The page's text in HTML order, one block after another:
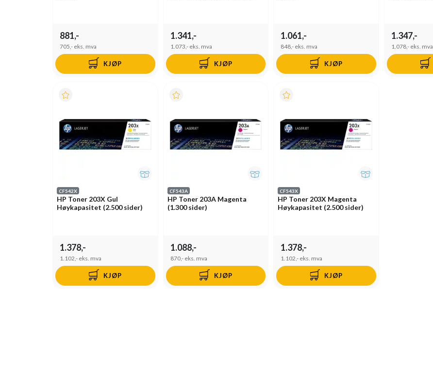
881,-
705,- eks. mva
KJØP
1.341,-
1.073,- eks. mva
KJØP
1.061,-
848,- eks. mva
KJØP
1.347,-
1.078,- eks. mva
CF542X
HP Toner 203X Gul
Høykapasitet (2.500 sider)
1.378,-
1.102,- eks. mva
KJØP
CF543A
HP Toner 203A Magenta
(1.300 sider)
1.088,-
870,- eks. mva
KJØP
CF543X
HP Toner 203X Magenta
Høykapasitet (2.500 sider)
1.378,-
1.102,- eks. mva
KJØP